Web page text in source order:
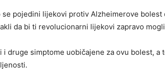
se pojedini lijekovi protiv Alzheimerove
da bi ti revolucionarni lijekovi zapravo
i druge simptome uobičajene za ovu bolest,